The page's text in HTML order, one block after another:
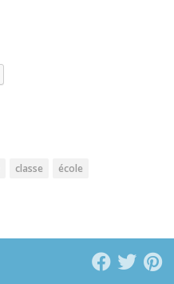
classe
école